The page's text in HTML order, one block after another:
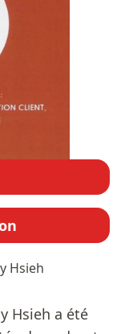
Hsieh
Hsieh a été